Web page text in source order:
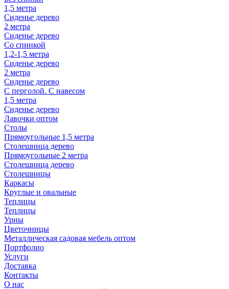
1,5 метра
Сиденье дерево
2 метра
Сиденье дерево
Со спинкой
1,2-1,5 метра
Сиденье дерево
2 метра
Сиденье дерево
С перголой. С навесом
1,5 метра
Сиденье дерево
Лавочки оптом
Столы
Прямоугольные 1,5 метра
Столешница дерево
Прямоугольные 2 метра
Столешница дерево
Столешницы
Каркасы
Круглые и овальные
Теплицы
Теплицы
Урны
Цветочницы
Металлическая садовая мебель оптом
Портфолио
Услуги
Доставка
Контакты
О нас